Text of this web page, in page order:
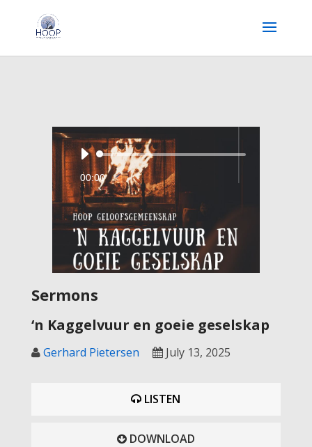
Audio
Player
00:00
Sermons
‘n Kaggelvuur en goeie geselskap
Gerhard Pietersen July 13, 2025
LISTEN
DOWNLOAD